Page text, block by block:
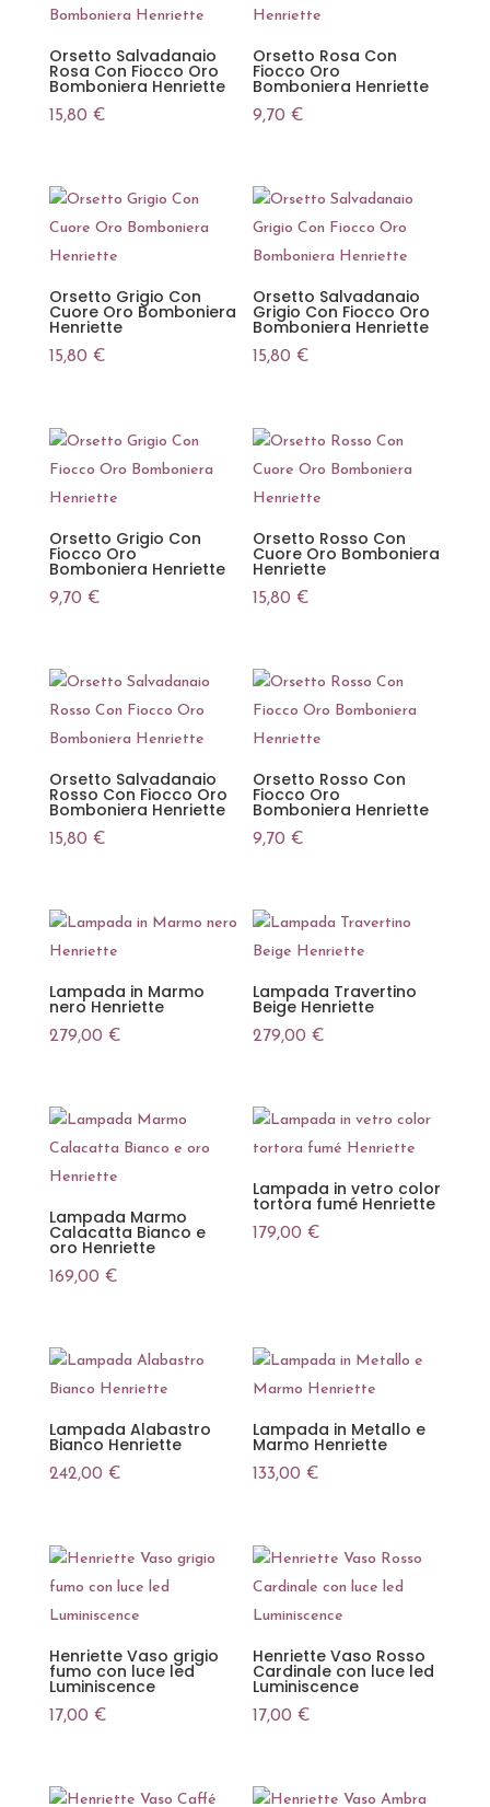
Orsetto Salvadanaio
Rosa Con Fiocco Oro
Bomboniera Henriette
15,80 €
Orsetto Rosa Con
Fiocco Oro
Bomboniera Henriette
9,70€
Orsetto Grigio Con
Cuore Oro Bomboniera
Henriette
15,80 €
Orsetto Salvadanaio
Grigio Con Fiocco Oro
Bomboniera Henriette
15,80€
Orsetto Grigio Con
Fiocco Oro
Bomboniera Henriette
9,70 €
Orsetto Rosso Con
Cuore Oro Bomboniera
Henriette
15,80€
Orsetto Salvadanaio
Rosso Con Fiocco Oro
Bomboniera Henriette
15,80 €
Orsetto Rosso Con
Fiocco Oro
Bomboniera Henriette
9,70€
Lampada in Marmo
nero Henriette
279,00 €
Lampada Travertino
Beige Henriette
279,00€
Lampada Marmo
Calacatta Bianco e
oro Henriette
169,00 €
Lampada in vetro color
tortora fumé Henriette
179,00€
Lampada Alabastro
Bianco Henriette
242,00 €
Lampada in Metallo e
Marmo Henriette
133,00€
Henriette Vaso grigio
fumo con luce led
Luminiscence
17,00 €
Henriette Vaso Rosso
Cardinale con luce led
Luminiscence
17,00€